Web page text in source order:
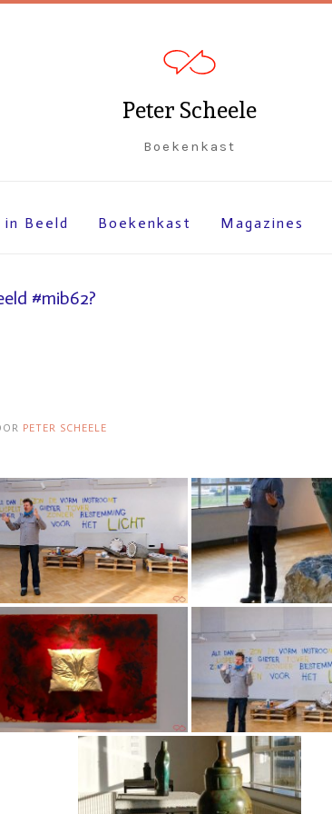
Peter Scheele
Boekenkast
Beeld Boekenkast Magazines
#mib62?
PETER SCHEELE